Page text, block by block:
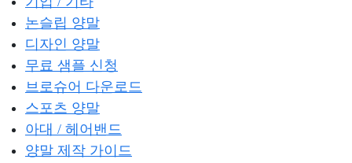
논슬립 양말
디자인 양말
무료 샘플 신청
브로슈어 다운로드
스포츠 양말
아대 / 헤어밴드
양말 제작 가이드